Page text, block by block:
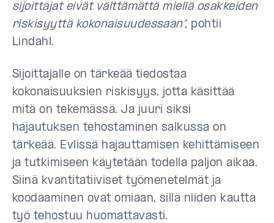
sijoittajat eivät välttämättä miellä osakkeiden
riskisyyttä kokonaisuudessaan”, pohtii
Lindahl.
Sijoittajalle on tärkeää tiedostaa
kokonaisuuksien riskisyys, jotta käsittää
mitä on tekemässä. Ja juuri siksi
hajautuksen tehostaminen salkussa on
tärkeää. Evlissä hajauttamisen kehittämiseen
ja tutkimiseen käytetään todella paljon aikaa.
Siinä kvantitatiiviset työmenetelmät ja
koodaaminen ovat omiaan, sillä niiden kautta
työ tehostuu huomattavasti.